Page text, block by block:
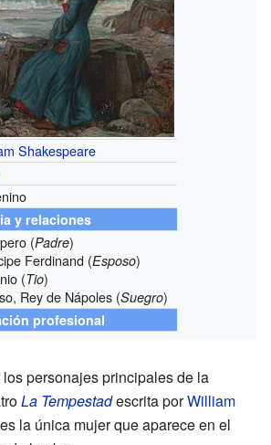
Shakespeare
y relaciones
(Padre)
Ferdinand (Esposo)
(Tio)
Rey de Nápoles (Suegro)
profesional
personajes principales de la
La Tempestadescrita porWilliam
la única mujer que aparece en el